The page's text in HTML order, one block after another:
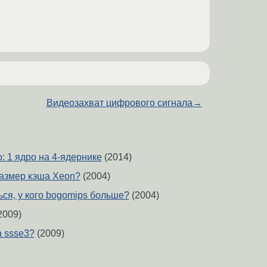
Видеозахват цифрового сигнала →
1 ядро на 4-ядернике(2014)
кэша Xeon?(2004)
у кого bogomips больше?(2004)
ssse3?(2009)